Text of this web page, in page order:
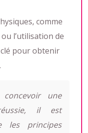
comme
l’utilisation de
pour obtenir
une
il est
les principes